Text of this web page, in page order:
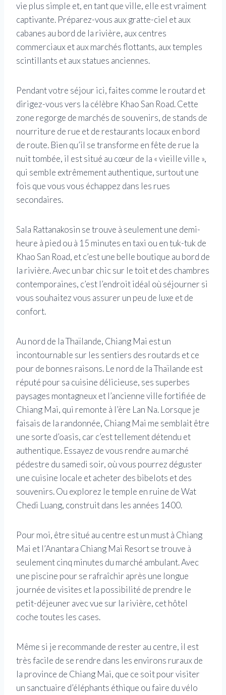
vie plus simple et, en tant que ville, elle est vraiment
captivante. Préparez-vous aux gratte-ciel et aux
cabanes au bord de la rivière, aux centres
commerciaux et aux marchés flottants, aux temples
scintillants et aux statues anciennes.
Pendant votre séjour ici, faites comme le routard et
dirigez-vous vers la célèbre Khao San Road. Cette
zone regorge de marchés de souvenirs, de stands de
nourriture de rue et de restaurants locaux en bord
de route. Bien qu’il se transforme en fête de rue la
nuit tombée, il est situé au cœur de la « vieille ville »,
qui semble extrêmement authentique, surtout une
fois que vous vous échappez dans les rues
secondaires.
Sala Rattanakosin se trouve à seulement une demi-
heure à pied ou à 15 minutes en taxi ou en tuk-tuk de
Khao San Road, et c’est une belle boutique au bord de
la rivière. Avec un bar chic sur le toit et des chambres
contemporaines, c’est l’endroit idéal où séjourner si
vous souhaitez vous assurer un peu de luxe et de
confort.
Au nord de la Thaïlande, Chiang Mai est un
incontournable sur les sentiers des routards et ce
pour de bonnes raisons. Le nord de la Thaïlande est
réputé pour sa cuisine délicieuse, ses superbes
paysages montagneux et l’ancienne ville fortifiée de
Chiang Mai, qui remonte à l’ère Lan Na. Lorsque je
faisais de la randonnée, Chiang Mai me semblait être
une sorte d’oasis, car c’est tellement détendu et
authentique. Essayez de vous rendre au marché
pédestre du samedi soir, où vous pourrez déguster
une cuisine locale et acheter des bibelots et des
souvenirs. Ou explorez le temple en ruine de Wat
Chedi Luang, construit dans les années 1400.
Pour moi, être situé au centre est un must à Chiang
Mai et l’Anantara Chiang Mai Resort se trouve à
seulement cinq minutes du marché ambulant. Avec
une piscine pour se rafraîchir après une longue
journée de visites et la possibilité de prendre le
petit-déjeuner avec vue sur la rivière, cet hôtel
coche toutes les cases.
Même si je recommande de rester au centre, il est
très facile de se rendre dans les environs ruraux de
la province de Chiang Mai, que ce soit pour visiter
un sanctuaire d’éléphants éthique ou faire du vélo